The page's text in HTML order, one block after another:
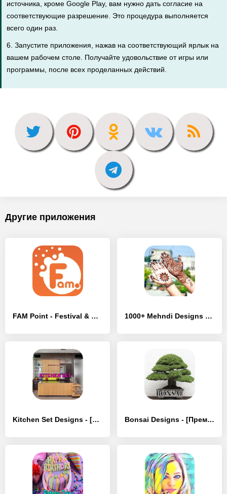
источника, кроме Google Play, вам нужно дать согласие на
соответствующие разрешение. Это процедура выполняется
всего один раз.
6. Запустите приложения, нажав на соответствующий ярлык на
вашем рабочем столе. Получайте удовольствие от игры или
программы, после всех проделанных действий.
Другие приложения
FAM Point - Festival & Greetin - [Премиум версия] 1000+ Mehndi Designs Latest 20 - [Премиум версия]
Kitchen Set Designs - [Премиум версия] Bonsai Designs - [Премиум версия]